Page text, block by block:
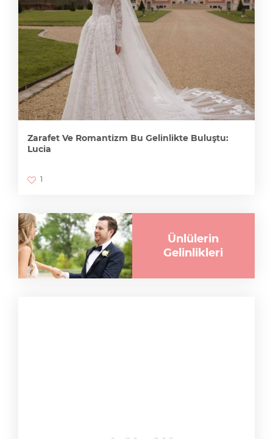
Zarafet Ve Romantizm Bu Gelinlikte Buluştu:
Lucia
1
Ünlülerin
Gelinlikleri